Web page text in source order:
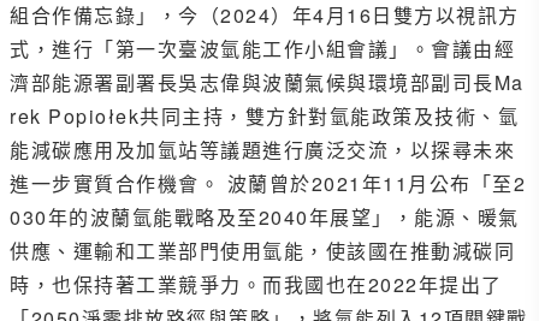
組合作備忘錄」，今（2024）年4月16日雙方以視訊方
式，進行「第一次臺波氫能工作小組會議」。會議由經
濟部能源署副署長吳志偉與波蘭氣候與環境部副司長Ma
rek Popiołek共同主持，雙方針對氫能政策及技術、氫
能減碳應用及加氫站等議題進行廣泛交流，以探尋未來
進一步實質合作機會。 波蘭曾於2021年11月公布「至2
030年的波蘭氫能戰略及至2040年展望」，能源、暖氣
供應、運輸和工業部門使用氫能，使該國在推動減碳同
時，也保持著工業競爭力。而我國也在2022年提出了